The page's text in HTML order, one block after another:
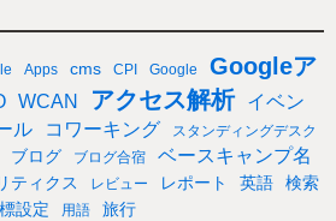
Apps cms CPI Google
Googleア
WCAN アクセス解析
イベン
ル コワーキング スタンディングデスク
ブログ ブログ合宿
ベースキャンプ名
ティクス レビュー レポート 英語
検索
設定 用語 旅行